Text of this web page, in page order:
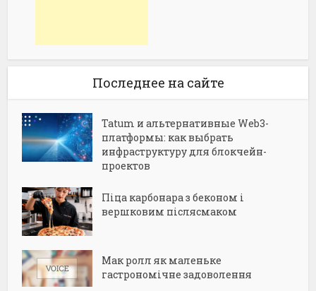
Последнее на сайте
Tatum и альтернативные Web3-
платформы: как выбрать
инфраструктуру для блокчейн-
проектов
Піца карбонара з беконом і
вершковим післясмаком
Мак ролл як маленьке
гастрономічне задоволення